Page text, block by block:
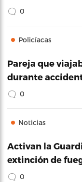
0
Policíacas
Pareja que
durante
0
Noticias
Activan la
extinción de
0